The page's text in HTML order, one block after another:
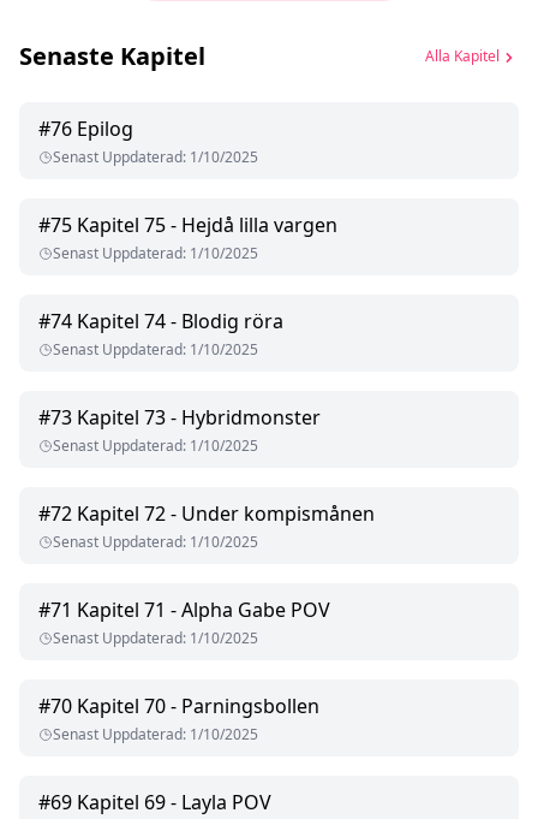
Senaste Kapitel Alla Kapitel
#76 Epilog
Senast Uppdaterad: 1/10/2025
#75 Kapitel 75 - Hejdå lilla vargen
Senast Uppdaterad: 1/10/2025
#74 Kapitel 74 - Blodig röra
Senast Uppdaterad: 1/10/2025
#73 Kapitel 73 - Hybridmonster
Senast Uppdaterad: 1/10/2025
#72 Kapitel 72 - Under kompismånen
Senast Uppdaterad: 1/10/2025
#71 Kapitel 71 - Alpha Gabe POV
Senast Uppdaterad: 1/10/2025
#70 Kapitel 70 - Parningsbollen
Senast Uppdaterad: 1/10/2025
#69 Kapitel 69 - Layla POV